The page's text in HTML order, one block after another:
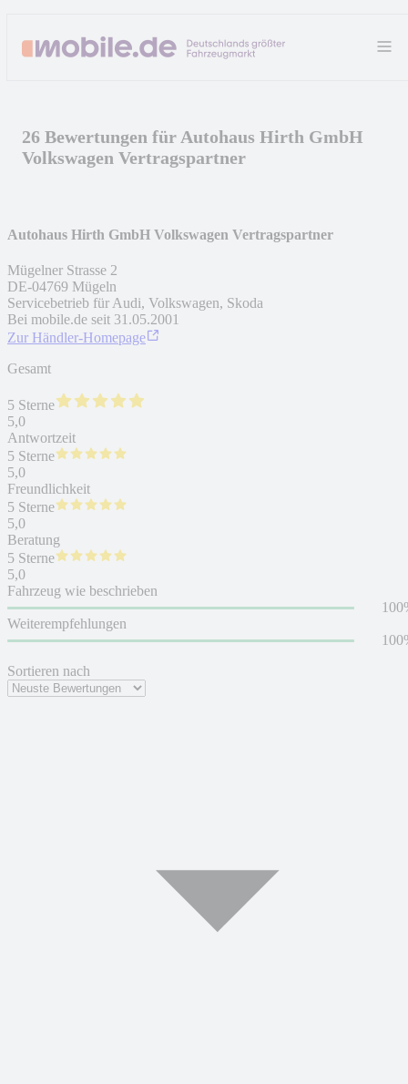
26 Bewertungen für Autohaus Hirth GmbH
Volkswagen Vertragspartner
Sortieren nach
Autohaus Hirth GmbH Volkswagen Vertragspartner
Mügelner Strasse 2
DE-04769 Mügeln
Servicebetrieb für Audi, Volkswagen, Skoda
Bei mobile.de seit 31.05.2001
Zur Händler-Homepage
Gesamt
5 Sterne
5,0
Antwortzeit
5 Sterne
5,0
Freundlichkeit
5 Sterne
5,0
Beratung
5 Sterne
5,0
Fahrzeug wie beschrieben
Weiterempfehlungen